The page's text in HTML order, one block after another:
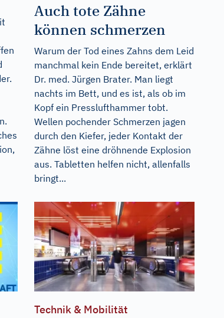
Auch tote Zähne
können schmerzen
Warum der Tod eines Zahns dem Leid
manchmal kein Ende bereitet, erklärt
Dr. med. Jürgen Brater. Man liegt
nachts im Bett, und es ist, als ob im
Kopf ein Presslufthammer tobt.
Wellen pochender Schmerzen jagen
durch den Kiefer, jeder Kontakt der
Zähne löst eine dröhnende Explosion
aus. Tabletten helfen nicht, allenfalls
bringt...
Technik & Mobilität